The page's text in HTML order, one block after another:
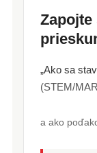
Zapojte
„Ako sa
(STEM/
a ako